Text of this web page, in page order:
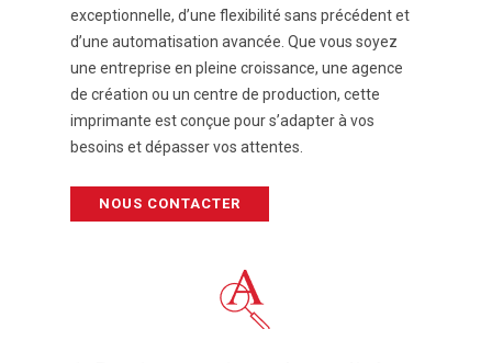
exceptionnelle, d’une flexibilité sans précédent et
d’une automatisation avancée. Que vous soyez
une entreprise en pleine croissance, une agence
de création ou un centre de production, cette
imprimante est conçue pours’adapter à vos
besoins et dépasser vos attentes.
NOUS CONTACTER